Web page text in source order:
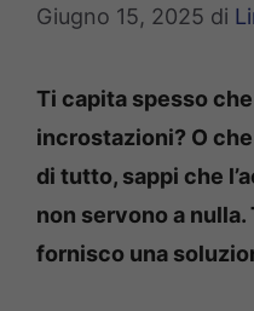
Giugno 15, 2025 di
Ti capita spesso
incrostazioni? O
di tutto, sappi che
non servono a
fornisco una